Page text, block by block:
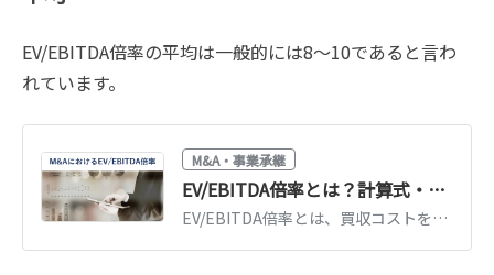
EV/EBITDA倍率の平均は一般的には8～10であると言わ
れています。
M&A・事業承継
EV/EBITDA倍率とは？計算式・目安は何倍か・計算例【公認会計士監修】
EV/EBITDA倍率とは、買収コストを何年分の利益で回収できるかを示す指標です。計算式と計算例、上場企業の平均8〜10倍・中小企業の目安を公認会計士監修で解説します。